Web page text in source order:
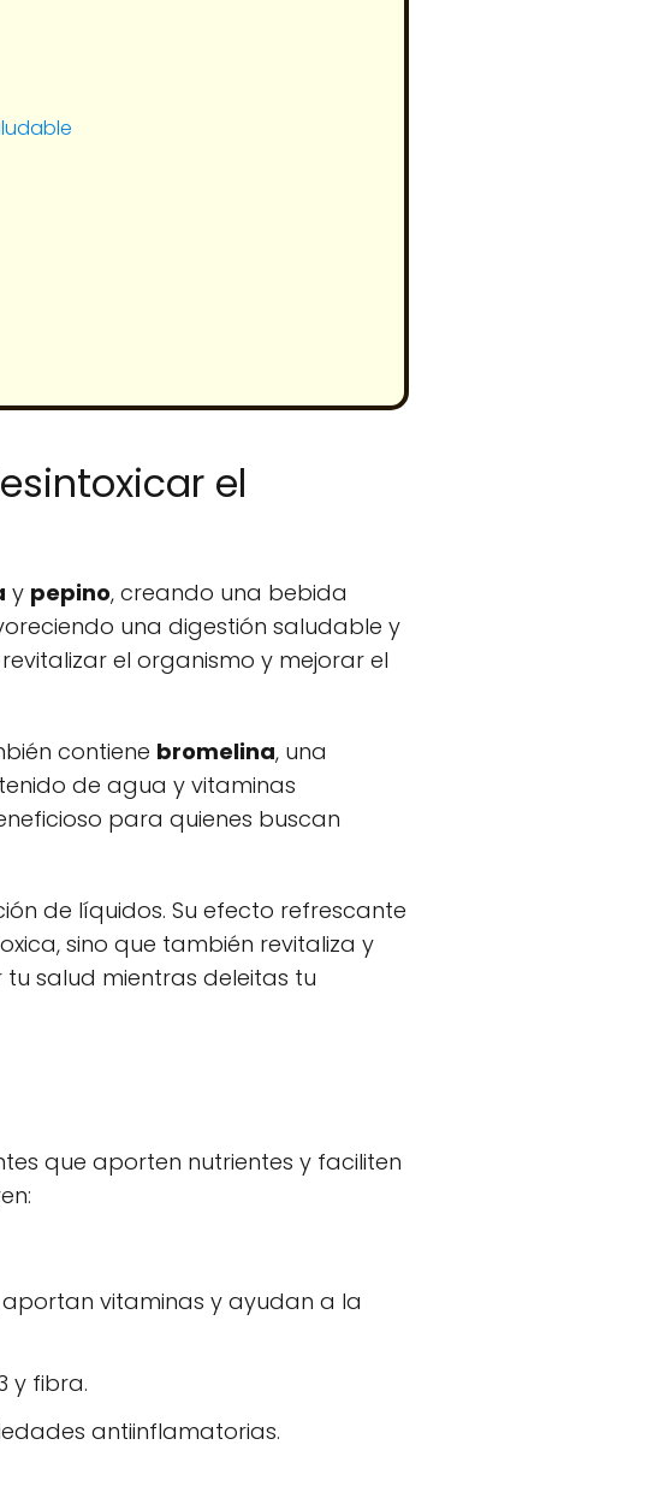
el
y pepino, creando una bebida
una digestión saludable y
el organismo y mejorar el
contiene bromelina, una
de agua y vitaminas
para quienes buscan
de líquidos. Su efecto refrescante
sino que también revitaliza y
salud mientras deleitas tu
que aporten nutrientes y faciliten
vitaminas y ayudan a la
y fibra.
antiinflamatorias.